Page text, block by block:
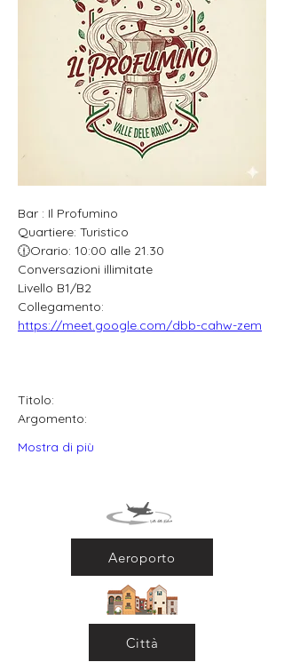
Bar : Il Profumino
Quartiere: Turistico
🕧Orario: 10:00 alle 21.30
Conversazioni illimitate
Livello B1/B2
Collegamento:
https://meet.google.com/dbb-cahw-zem
Titolo:
Argomento:
Mostra di più
Aeroporto
Città